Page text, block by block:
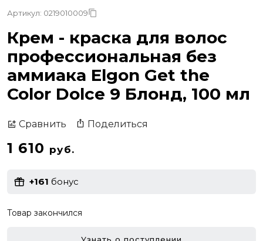
Артикул: 0219010009
Крем - краска для волос
профессиональная без
аммиака Elgon Get the
Color Dolce 9 Блонд, 100 мл
Сравнить Поделиться
1 610 руб.
+161 бонус
Товар закончился